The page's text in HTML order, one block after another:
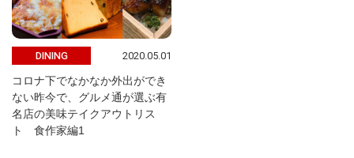
DINING 2020.05.01
コロナ下でなかなか外出ができ
ない昨今で、グルメ通が選ぶ有
名店の美味テイクアウトリス
ト 食作家編1